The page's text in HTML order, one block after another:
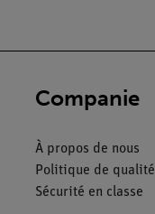
Companie
À propos de nous
Politique de qualité
Sécurité en classe